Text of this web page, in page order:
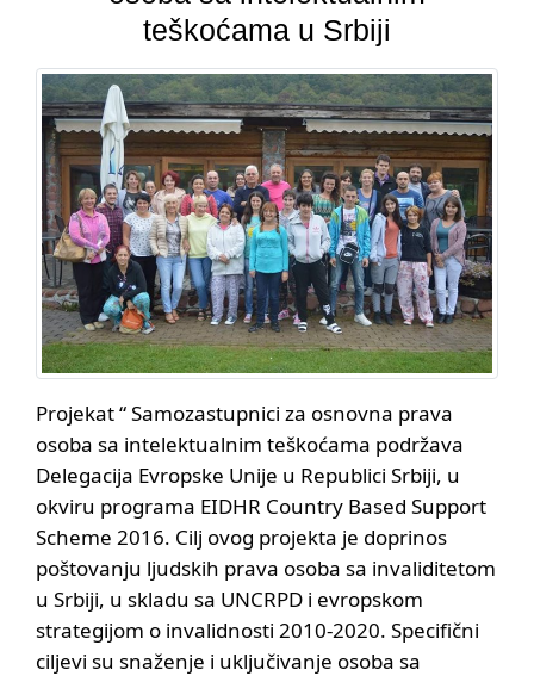
teškoćama u Srbiji
Projekat “ Samozastupnici za osnovna prava
osoba sa intelektualnim teškoćama podržava
Delegacija Evropske Unije u Republici Srbiji, u
okviru programa EIDHR Country Based Support
Scheme 2016. Cilj ovog projekta je doprinos
poštovanju ljudskih prava osoba sa invaliditetom
u Srbiji, u skladu sa UNCRPD i evropskom
strategijom o invalidnosti 2010-2020. Specifični
ciljevi su snaženje i uključivanje osoba sa